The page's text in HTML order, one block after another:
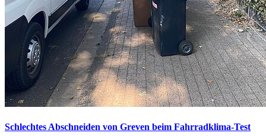
Schlechtes Abschneiden von Greven beim Fahrradklima-Test